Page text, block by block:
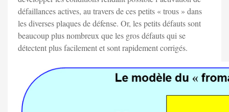
défaillances actives, au travers de ces petits « trous » dans
les diverses plaques de défense. Or, les petits défauts sont
beaucoup plus nombreux que les gros défauts qui se
détectent plus facilement et sont rapidement corrigés.